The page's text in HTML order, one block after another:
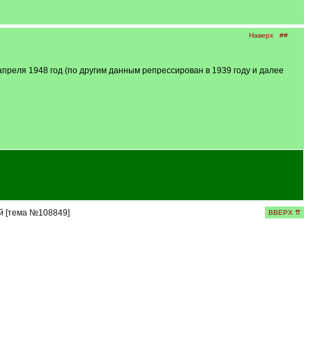
Наверх ##
1948 год (по другим данным репрессирован в 1939 году и далее
[тема №108849] ВВЕРХ ⇈